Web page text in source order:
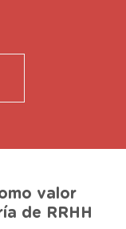
valor
de RRHH